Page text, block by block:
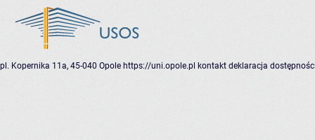
pl. Kopernika 11a, 45-040 Opole https://uni.opole.pl kontakt deklaracja